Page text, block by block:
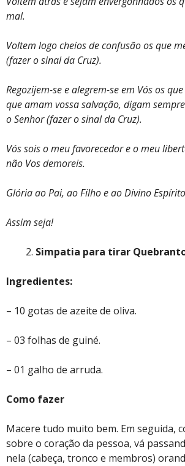
mal.
Voltem logo cheios de confusão os que
(fazer o sinal da Cruz).
Regozijem-se e alegrem-se em Vós os
que amam vossa salvação, digam
o Senhor (fazer o sinal da Cruz).
Vós sois o meu favorecedor e o meu
não Vos demoreis.
Glória ao Pai, ao Filho e ao Divino
Assim seja!
Simpatia para tirar
Ingredientes:
– 10 gotas de azeite de oliva.
– 03 folhas de guiné.
– 01 galho de arruda.
Como fazer
Macere tudo muito bem. Em seguida,
sobre o coração da pessoa, vá
nela (cabeça, tronco e membros)